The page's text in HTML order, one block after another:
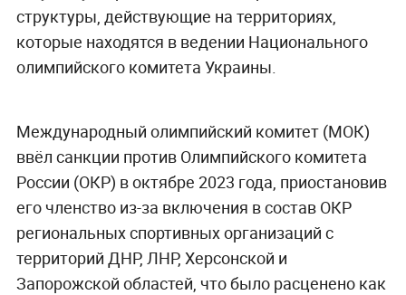
структуры, действующие на территориях,
которые находятся в ведении Национального
олимпийского комитета Украины.
Международный олимпийский комитет (МОК)
ввёл санкции против Олимпийского комитета
России (ОКР) в октябре 2023 года, приостановив
его членство из-за включения в состав ОКР
региональных спортивных организаций с
территорий ДНР, ЛНР, Херсонской и
Запорожской областей, что было расценено как